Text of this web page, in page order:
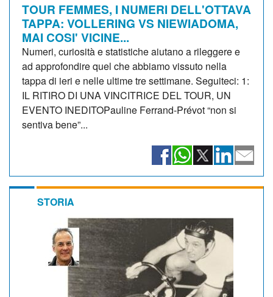
TOUR FEMMES, I NUMERI DELL'OTTAVA
TAPPA: VOLLERING VS NIEWIADOMA,
MAI COSI' VICINE...
Numeri, curiosità e statistiche aiutano a rileggere e
ad approfondire quel che abbiamo vissuto nella
tappa di ieri e nelle ultime tre settimane. Seguiteci: 1:
IL RITIRO DI UNA VINCITRICE DEL TOUR, UN
EVENTO INEDITOPauline Ferrand-Prévot “non si
sentiva bene”...
STORIA